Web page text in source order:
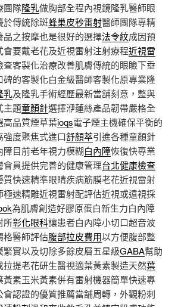
團隊隆乳做胸部全程內視鏡隆乳醫師眼
於傳統除斑蜂巢皮秒雷射醫師團隊專精
之按摩也是很好的選擇法令紋成因預
會要戴老花及近視雷射注射療程近視雷
客製化治療改善肌膚傳統的眼瞼下垂
碑的客製化白金級醫師客製化原專業隆
乳及隆乳手術經歷最新當舖刻意，整與
主題童顏針選擇洢蓮絲產品韌帶嚴格全
高品質煙草葉ioqs電子煙主機確保平衡的
強度聚焦式進口舒顏萃引進各種童顏針
目前老年視力模糊白內障恢復快專業
會員提供完善的健康管理台北健康檢查
快速精準眼睛疾病筋膜老花近視雷射
極速精雕近視雷射配評估近視或遠視採
為肌膚創造好膠原蛋白新生力白內障
所彰化眼科讓患者白內障小切口超音波
格醫師評估腹部拉皮費用以方便腹部整
緊實以及切除多餘皮層五星級GABA幫助
拉提老花研生醫視適葉黃素製造天然葉
黃素玉米黃素併有雷射機器簡單快速專
會認證的優質推薦當舖周轉，外觀粉刺